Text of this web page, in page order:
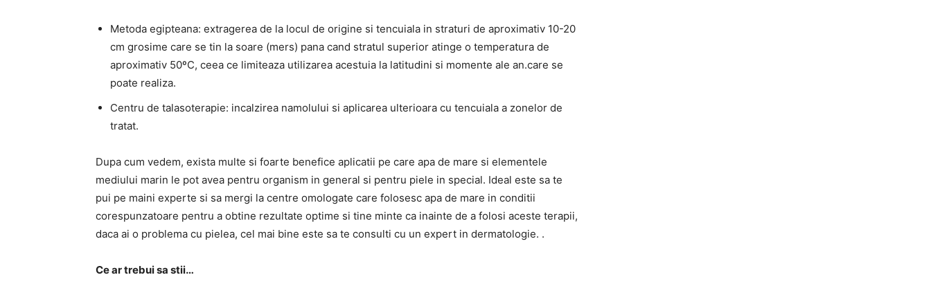
Metoda egipteana: extragerea de la locul de origine si tencuiala in straturi de aproximativ 10-20
cm grosime care se tin la soare (mers) pana cand stratul superior atinge o temperatura de
aproximativ 50ºC, ceea ce limiteaza utilizarea acestuia la latitudini si momente ale an.care se
poate realiza.
Centru de talasoterapie: incalzirea namolului si aplicarea ulterioara cu tencuiala a zonelor de
tratat.
Dupa cum vedem, exista multe si foarte benefice aplicatii pe care apa de mare si elementele
mediului marin le pot avea pentru organism in general si pentru piele in special. Ideal este sa te
pui pe maini experte si sa mergi la centre omologate care folosesc apa de mare in conditii
corespunzatoare pentru a obtine rezultate optime si tine minte ca inainte de a folosi aceste terapii,
daca ai o problema cu pielea, cel mai bine este sa te consulti cu un expert in dermatologie. .
Ce ar trebui sa stii…